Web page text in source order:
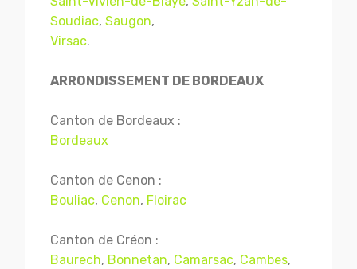
Soudiac, Saugon,
Virsac.
ARRONDISSEMENT DE BORDEAUX
Canton de Bordeaux :
Bordeaux
Canton de Cenon :
Bouliac, Cenon, Floirac
Canton de Créon :
Baurech, Bonnetan, Camarsac, Cambes,